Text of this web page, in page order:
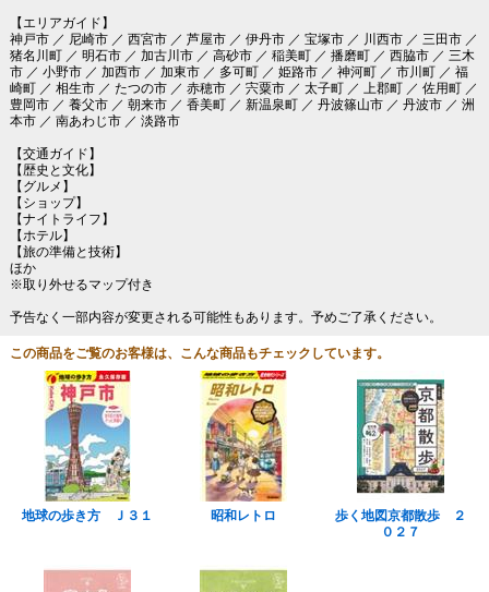
【エリアガイド】
神戸市 ／ 尼崎市 ／ 西宮市 ／ 芦屋市 ／ 伊丹市 ／ 宝塚市 ／ 川西市 ／ 三田市 ／
猪名川町 ／ 明石市 ／ 加古川市 ／ 高砂市 ／ 稲美町 ／ 播磨町 ／ 西脇市 ／ 三木
市 ／ 小野市 ／ 加西市 ／ 加東市 ／ 多可町 ／ 姫路市 ／ 神河町 ／ 市川町 ／ 福
崎町 ／ 相生市 ／ たつの市 ／ 赤穂市 ／ 宍粟市 ／ 太子町 ／ 上郡町 ／ 佐用町 ／
豊岡市 ／ 養父市 ／ 朝来市 ／ 香美町 ／ 新温泉町 ／ 丹波篠山市 ／ 丹波市 ／ 洲
本市 ／ 南あわじ市 ／ 淡路市
【交通ガイド】
【歴史と文化】
【グルメ】
【ショップ】
【ナイトライフ】
【ホテル】
【旅の準備と技術】
ほか
※取り外せるマップ付き
予告なく一部内容が変更される可能性もあります。予めご了承ください。
この商品をご覧のお客様は、こんな商品もチェックしています。
地球の歩き方 Ｊ３１ 昭和レトロ
歩く地図京都散歩 ２
０２７